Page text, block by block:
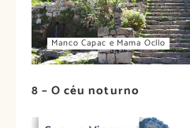
Manco Capac e Mama Ocllo
8 – O céu noturno